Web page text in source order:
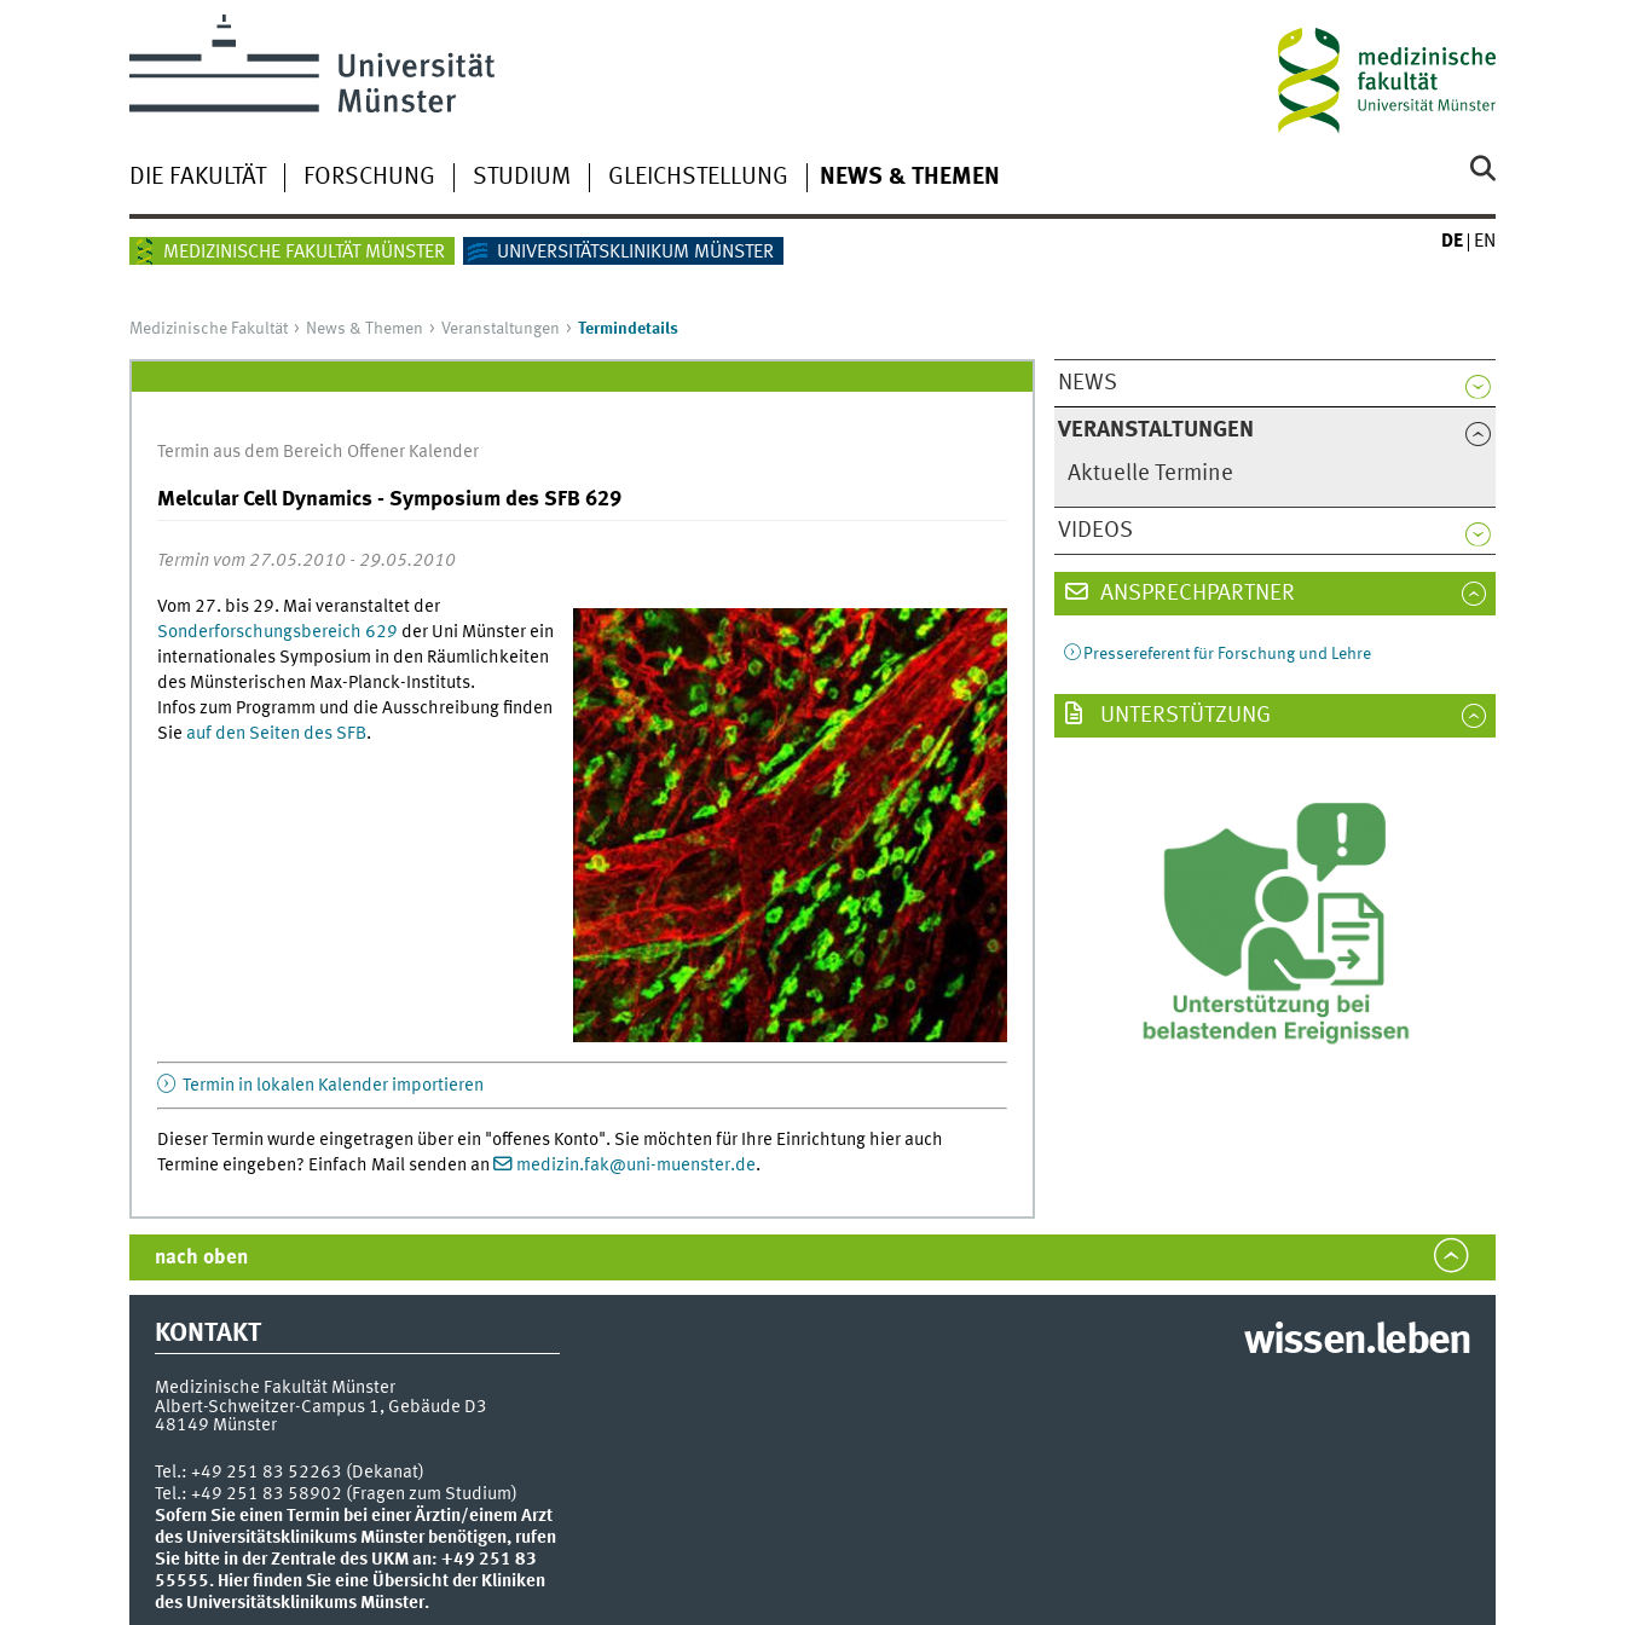
DIE FAKULTÄT FORSCHUNG STUDIUM GLEICHSTELLUNG NEWS & THEMEN
MEDIZINISCHE FAKULTÄT MÜNSTER UNIVERSITÄTSKLINIKUM MÜNSTER
DE EN
Medizinische Fakultät News & Themen Veranstaltungen Termindetails
NEWS
VERANSTALTUNGEN
Aktuelle Termine
VIDEOS
Termin aus dem Bereich Offener Kalender
Melcular Cell Dynamics - Symposium des SFB 629
Termin vom 27.05.2010 - 29.05.2010
Vom 27. bis 29. Mai veranstaltet der
Sonderforschungsbereich 629 der Uni Münster ein
internationales Symposium in den Räumlichkeiten
des Münsterischen Max-Planck-Instituts.
Infos zum Programm und die Ausschreibung finden
Sie auf den Seiten des SFB.
Termin in lokalen Kalender importieren
Dieser Termin wurde eingetragen über ein "offenes Konto". Sie möchten für Ihre Einrichtung hier auch
Termine eingeben? Einfach Mail senden an
medizin.fak@uni-muenster.de.
ANSPRECHPARTNER
Pressereferent für Forschung und Lehre
UNTERSTÜTZUNG
nach oben
KONTAKT
Medizinische Fakultät Münster
Albert-Schweitzer-Campus 1, Gebäude D3
48149 Münster
Tel.: +49 251 83 52263 (Dekanat)
Tel.: +49 251 83 58902 (Fragen zum Studium)
Sofern Sie einen Termin bei einer Ärztin/einem Arzt
des Universitätsklinikums Münster benötigen, rufen
Sie bitte in der Zentrale des UKM an: +49 251 83
55555. Hier finden Sie eine Übersicht der Kliniken
des Universitätsklinikums Münster.
wissen.leben